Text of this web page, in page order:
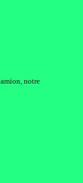
notre